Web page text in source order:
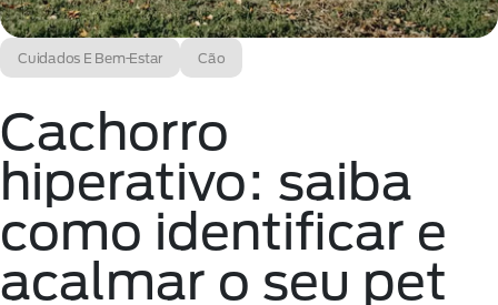
Cuidados E Bem-Estar Cão
Cachorro
hiperativo: saiba
como identificar e
acalmar o seu pet